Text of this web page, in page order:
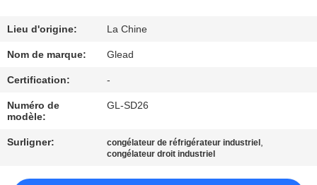
PROPOS
DE
NOUS
VISITE
DE
L'USINE
Lieu d'origine: La Chine
Nom de marque: Glead
Certification: -
Numéro de
modèle:
GL-SD26
Surligner: congélateur de réfrigérateur industriel ,
congélateur droit industriel